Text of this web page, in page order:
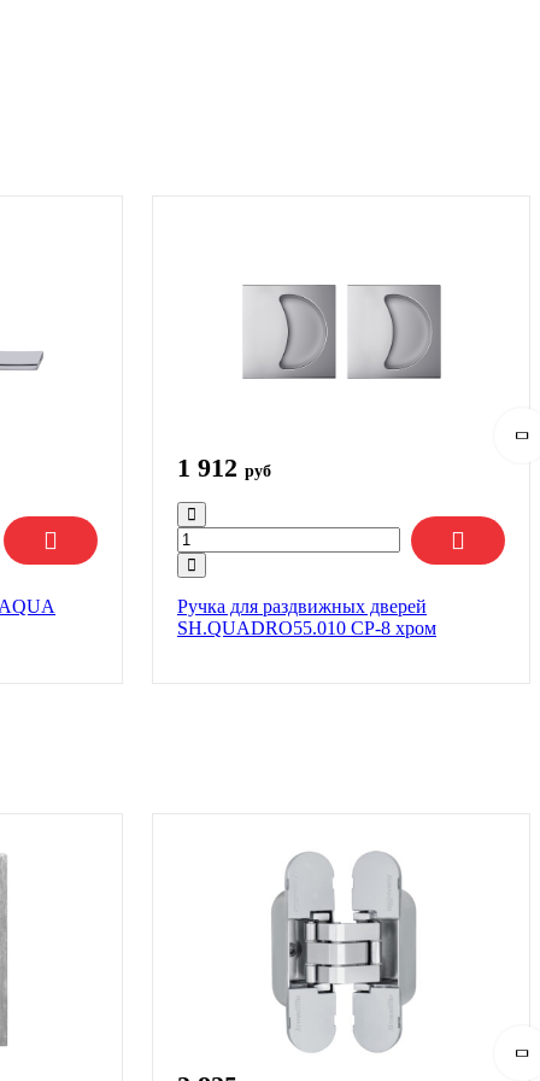
1 912 руб
Ручка для раздвижных дверей
SH.QUADRO55.010 CP-8 хром